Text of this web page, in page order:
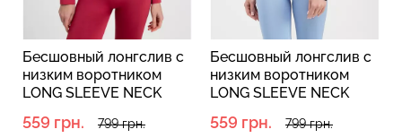
Бесшовный лонгслив с
низким воротником
LONG SLEEVE NECK
559 грн. 799 грн.
Бесшовный лонгслив с
низким воротником
LONG SLEEVE NECK
559 грн. 799 грн.